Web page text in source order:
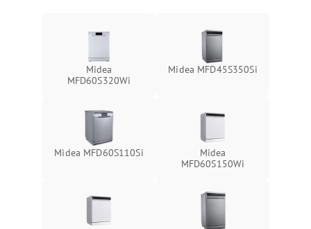
Midea
MFD60S320Wi
Midea MFD45S350Si
Midea MFD60S110Si
Midea
MFD60S150Wi